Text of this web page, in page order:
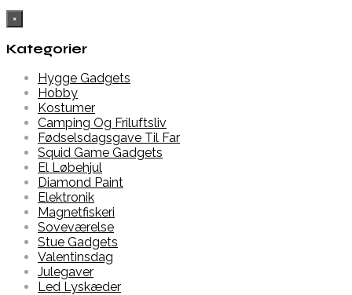
×
Kategorier
Hygge Gadgets
Hobby
Kostumer
Camping Og Friluftsliv
Fødselsdagsgave Til Far
Squid Game Gadgets
El Løbehjul
Diamond Paint
Elektronik
Magnetfiskeri
Soveværelse
Stue Gadgets
Valentinsdag
Julegaver
Led Lyskæder